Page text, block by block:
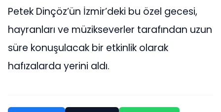
Petek Dinçöz’ün İzmir’deki bu özel gecesi,
hayranları ve müzikseverler tarafından uzun
süre konuşulacak bir etkinlik olarak
hafızalarda yerini aldı.